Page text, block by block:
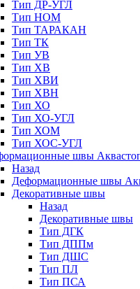
Тип ДР-УГЛ
Тип НОМ
Тип ТАРАКАН
Тип ТК
Тип УВ
Тип ХВ
Тип ХВИ
Тип ХВН
Тип ХО
Тип ХО-УГЛ
Тип ХОМ
Тип ХОС-УГЛ
швы
Назад
Деформационные швы
Декоративные швы
Назад
Декоративные швы
Тип ДГК
Тип ДППм
Тип ДШС
Тип ПЛ
Тип ПСА